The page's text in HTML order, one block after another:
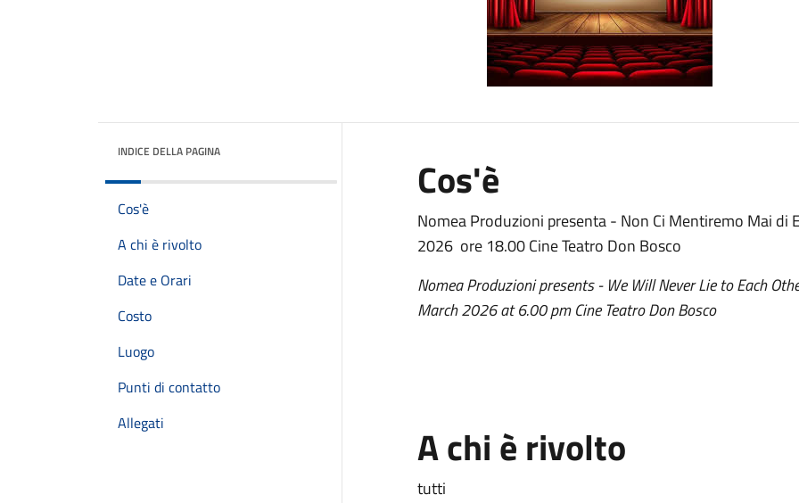
INDICE DELLA PAGINA
Cos'è
A chi è rivolto
Date e Orari
Costo
Luogo
Punti di contatto
Allegati
Cos'è
Nomea Produzioni presenta - Non Ci Mentiremo Mai di
2026 ore 18.00 Cine Teatro Don Bosco
Nomea Produzioni presents - We Will Never Lie to Each
March 2026 at 6.00 pm Cine Teatro Don Bosco
A chi è rivolto
tutti